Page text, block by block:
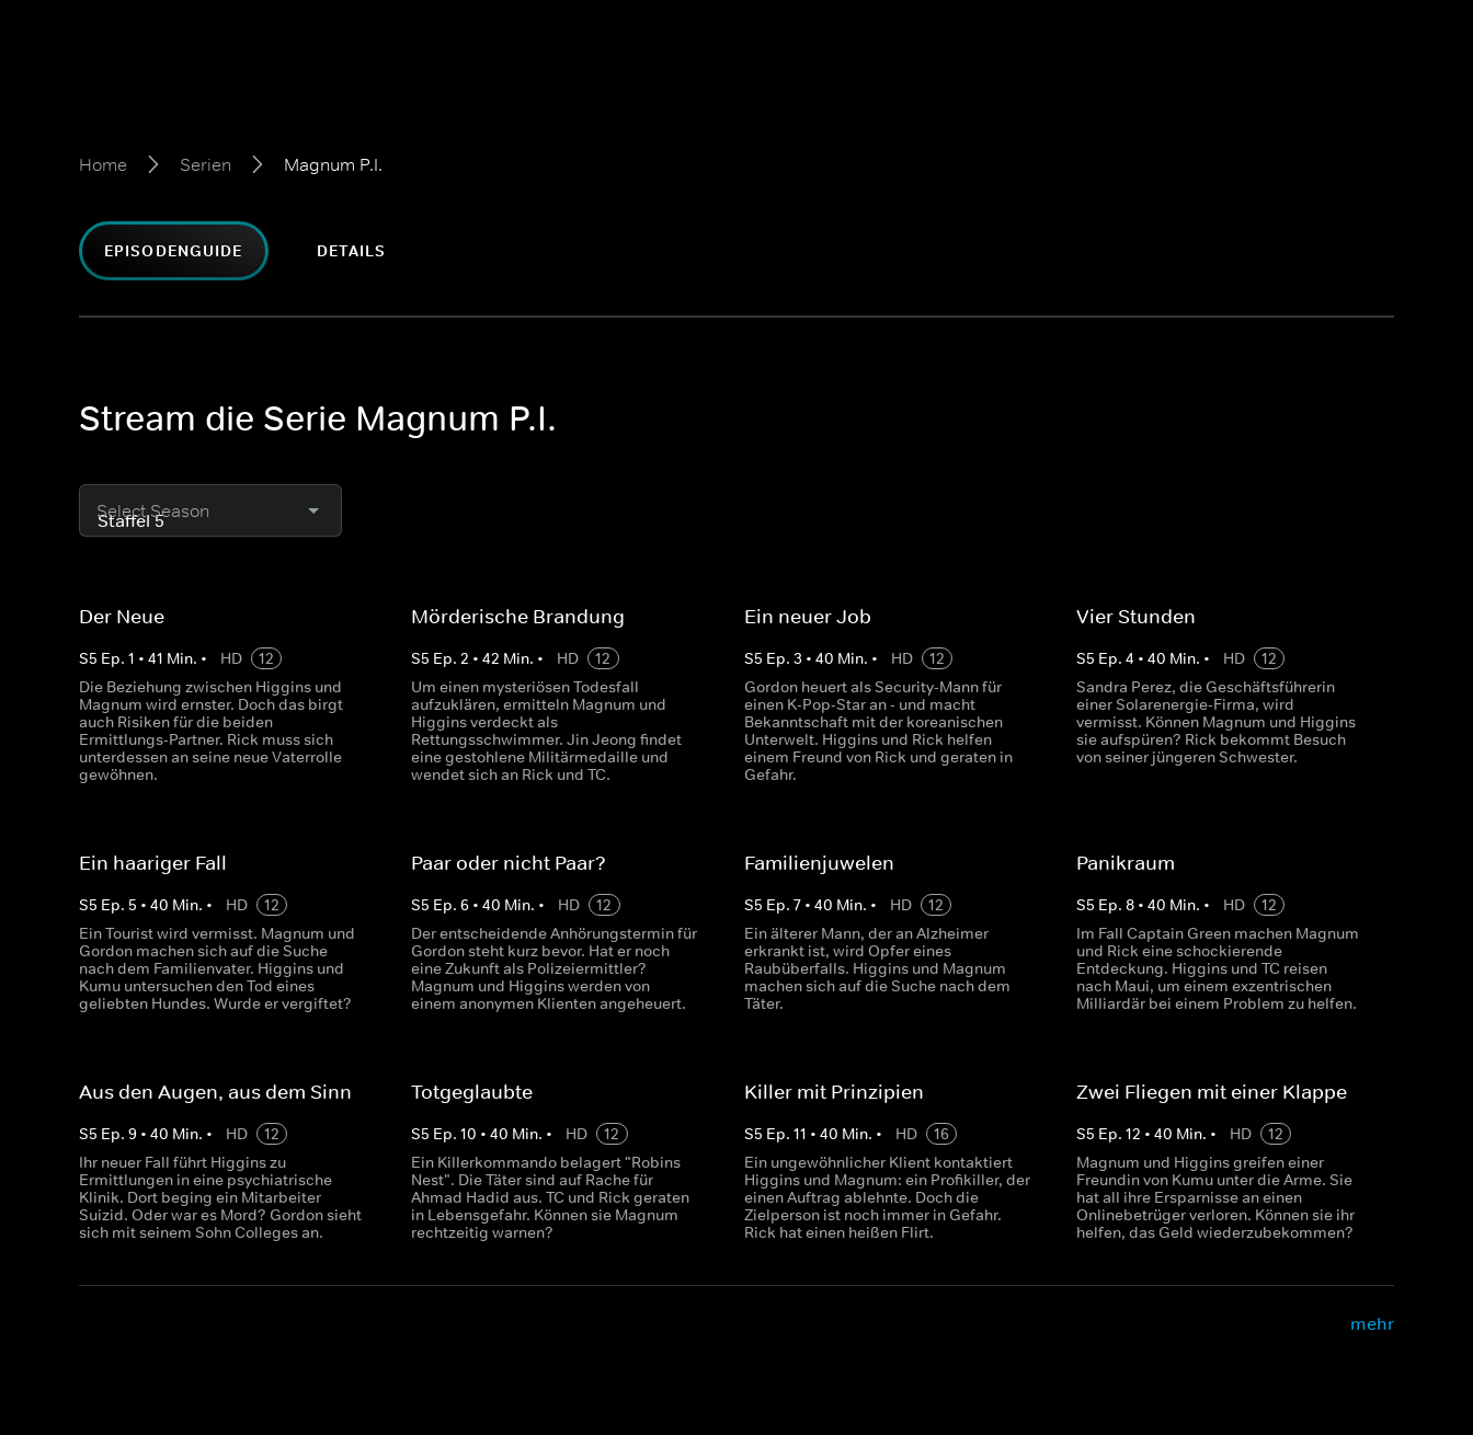
Home Serien Magnum P.I.
EPISODENGUIDE DETAILS
Stream die Serie Magnum P.I.
Select Season
Der Neue
S5 Ep. 1 • 41 Min. • HD
12
Die Beziehung zwischen Higgins und
Magnum wird ernster. Doch das birgt
auch Risiken für die beiden
Ermittlungs-Partner. Rick muss sich
unterdessen an seine neue Vaterrolle
gewöhnen.
Mörderische Brandung
S5 Ep.2 •42 Min. • HD
12
Um einen mysteriösen Todesfall
aufzuklären, ermitteln Magnum und
Higgins verdeckt als
Rettungsschwimmer. Jin Jeong findet
eine gestohlene Militärmedaille und
wendet sich an Rick und TC.
Ein neuer Job
S5 Ep. 3 • 40 Min. • HD
12
Gordon heuert als Security-Mann für
einen K-Pop-Star an - und macht
Bekanntschaft mit der koreanischen
Unterwelt. Higgins und Rick helfen
einem Freund von Rick und geraten in
Gefahr.
Vier Stunden
S5 Ep. 4 • 40 Min. • HD
12
Sandra Perez, die Geschäftsführerin
einer Solarenergie-Firma, wird
vermisst. Können Magnum und Higgins
sie aufspüren? Rick bekommt Besuch
von seiner jüngeren Schwester.
Ein haariger Fall
S5 Ep. 5 • 40 Min. • HD
12
Ein Tourist wird vermisst. Magnum und
Gordon machen sich auf die Suche
nach dem Familienvater. Higgins und
Kumu untersuchen den Tod eines
geliebten Hundes. Wurde er vergiftet?
Paar oder nicht Paar?
S5 Ep.6 •40 Min. • HD
12
Der entscheidende Anhörungstermin für
Gordon steht kurz bevor. Hat er noch
eine Zukunft als Polizeiermittler?
Magnum und Higgins werden von
einem anonymen Klienten angeheuert.
Familienjuwelen
S5 Ep. 7• 40 Min. • HD
12
Ein älterer Mann, der an Alzheimer
erkrankt ist, wird Opfer eines
Raubüberfalls. Higgins und Magnum
machen sich auf die Suche nach dem
Täter.
Panikraum
S5 Ep. 8• 40 Min. • HD
12
Im Fall Captain Green machen Magnum
und Rick eine schockierende
Entdeckung. Higgins und TC reisen
nach Maui, um einem exzentrischen
Milliardär bei einem Problem zu helfen.
Aus den Augen, aus dem Sinn
S5 Ep. 9 • 40 Min. • HD
12
Ihr neuer Fall führt Higgins zu
Ermittlungen in eine psychiatrische
Klinik. Dort beging ein Mitarbeiter
Suizid. Oder war es Mord? Gordon sieht
sich mit seinem Sohn Colleges an.
Totgeglaubte
S5 Ep.10 •40 Min. • HD
12
Ein Killerkommando belagert "Robins
Nest". Die Täter sind auf Rache für
Ahmad Hadid aus. TC und Rick geraten
in Lebensgefahr. Können sie Magnum
rechtzeitig warnen?
Killer mit Prinzipien
S5 Ep. 11 • 40 Min. • HD
16
Ein ungewöhnlicher Klient kontaktiert
Higgins und Magnum: ein Profikiller, der
einen Auftrag ablehnte. Doch die
Zielperson ist noch immer in Gefahr.
Rick hat einen heißen Flirt.
Zwei Fliegen mit einer Klappe
S5 Ep. 12 • 40 Min. • HD
12
Magnum und Higgins greifen einer
Freundin von Kumu unter die Arme. Sie
hat all ihre Ersparnisse an einen
Onlinebetrüger verloren. Können sie ihr
helfen, das Geld wiederzubekommen?
mehr